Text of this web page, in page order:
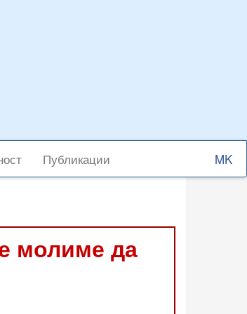
Публикации
Select
your
молиме да